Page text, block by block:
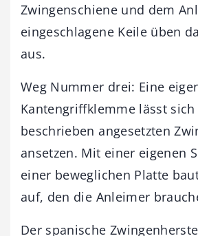
Zwingenschiene und dem
eingeschlagene Keile üben
aus.
Weg Nummer drei: Eine
Kantengriffklemme lässt
beschrieben angesetzten
ansetzen. Mit einer eigenen
einer beweglichen Platte
auf, den die Anleimer
Der spanische